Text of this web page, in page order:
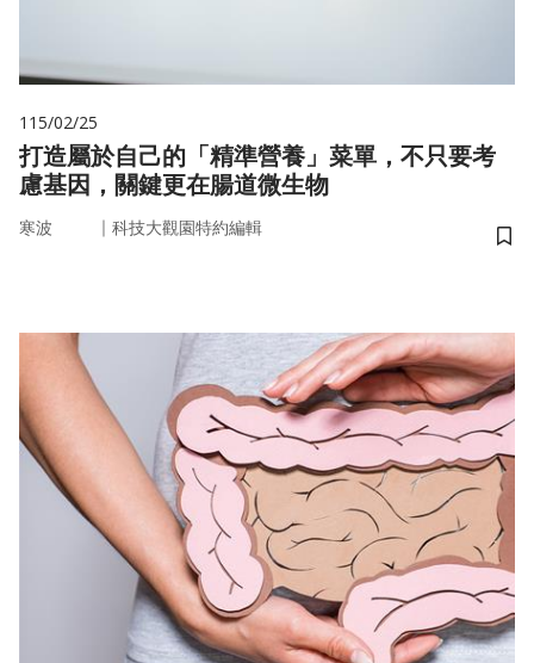
115/02/25
打造屬於自己的「精準營養」菜單，不只要考
慮基因，關鍵更在腸道微生物
寒波 ｜ 科技大觀園特約編輯
儲